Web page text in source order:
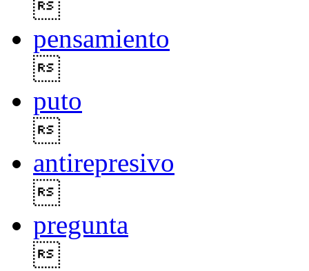
pensamiento
puto
antirepresivo
pregunta